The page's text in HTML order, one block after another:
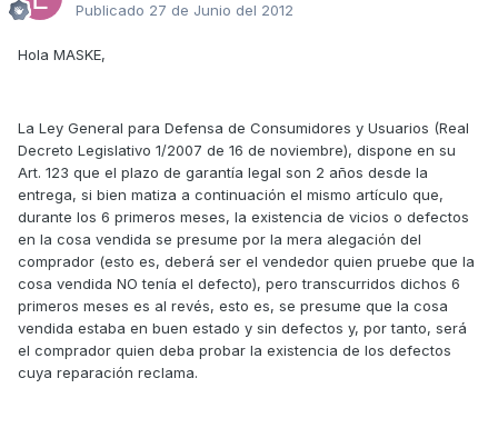
Publicado 27 de Junio del 2012
Hola MASKE,
La Ley General para Defensa de Consumidores y Usuarios (Real
Decreto Legislativo 1/2007 de 16 de noviembre), dispone en su
Art. 123 que el plazo de garantía legal son 2 años desde la
entrega, si bien matiza a continuación el mismo artículo que,
durante los 6 primeros meses, la existencia de vicios o defectos
en la cosa vendida se presume por la mera alegación del
comprador (esto es, deberá ser el vendedor quien pruebe que la
cosa vendida NO tenía el defecto), pero transcurridos dichos 6
primeros meses es al revés, esto es, se presume que la cosa
vendida estaba en buen estado y sin defectos y, por tanto, será
el comprador quien deba probar la existencia de los defectos
cuya reparación reclama.